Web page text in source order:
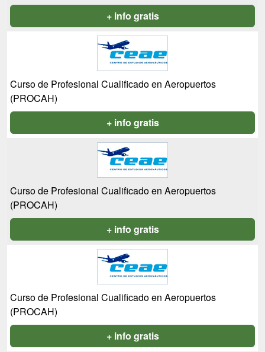
+ info gratis
Curso de Profesional Cualificado en Aeropuertos
(PROCAH)
+ info gratis
Curso de Profesional Cualificado en Aeropuertos
(PROCAH)
+ info gratis
Curso de Profesional Cualificado en Aeropuertos
(PROCAH)
+ info gratis